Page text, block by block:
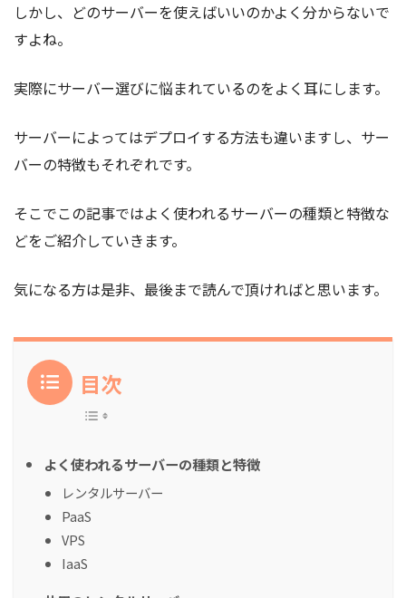
しかし、どのサーバーを使えばいいのかよく分からないで
すよね。
実際にサーバー選びに悩まれているのをよく耳にします。
サーバーによってはデプロイする方法も違いますし、サー
バーの特徴もそれぞれです。
そこでこの記事ではよく使われるサーバーの種類と特徴な
どをご紹介していきます。
気になる方は是非、最後まで読んで頂ければと思います。
目次
よく使われるサーバーの種類と特徴
レンタルサーバー
PaaS
VPS
IaaS